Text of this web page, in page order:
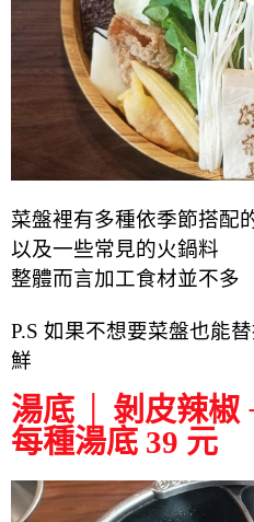
菜盤裡有多種依季節搭配
以及一些常見的火鍋料
整體而言加工食材並不多
P.S 如果不想要菜盤也能
鮮
湯底 │ 剝皮辣椒
每種湯底 39 元